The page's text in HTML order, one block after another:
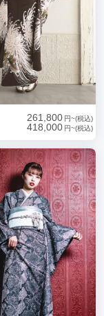
261,800 円~(税込)
418,000 円~(税込)